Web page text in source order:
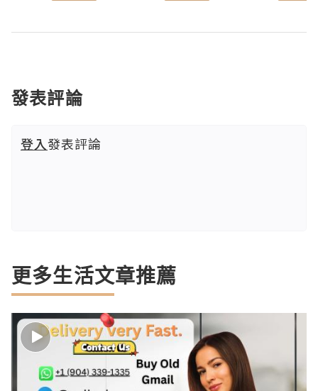
發表評論
登入發表評論
更多生活文章推薦